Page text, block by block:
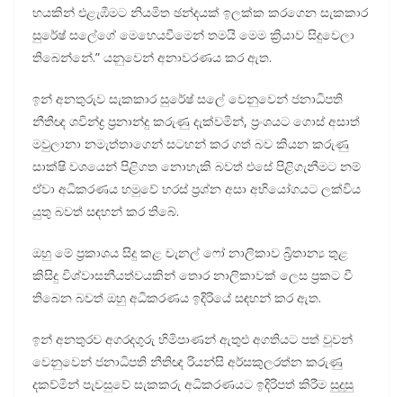
හයකින් එළැඹීමට නියමිත ඡන්දයක් ඉලක්ක කරගෙන සැකකාර
සුරේෂ් සලේගේ මෙහෙයවීමෙන් තමයි මෙම ක්‍රියාව සිදුවෙලා
තිබෙන්නේ.” යනුවෙන් අනාවරණය කර ඇත.
ඉන් අනතුරුව සැකකාර සුරේෂ් සලේ වෙනුවෙන් ජනාධිපති
නීතීඥ ශවින්ද්‍ර ප්‍රනාන්දු කරුණු දැක්වමින්, ප්‍රංශයට ගොස් අසාත්
මවුලානා නමැත්තාගෙන් සටහන් කර ගත් බව කියන කරුණු
සාක්ෂි වශයෙන් පිළිගත නොහැකි බවත් එසේ පිළිගැනීමට නම්
ඒවා අධිකරණය හමුවේ හරස් ප්‍රශ්න අසා අභියෝගයට ලක්විය
යුතු බවත් සඳහන් කර තිබේ.
ඔහු මේ ප්‍රකාශය සිදු කළ චැනල් ෆෝ නාලිකාව බ්‍රිතාන්‍ය තුළ
කිසිදු විශ්වාසනීයත්වයකින් තොර නාලිකාවක් ලෙස ප්‍රකට වී
තිබෙන බවත් ඔහු අධිකරණය ඉදිරියේ සඳහන් කර ඇත.
ඉන් අනතුරව අගරදගුරු හිමිපාණන් ඇතුළු අගතියට පත් වූවන්
වෙනුවෙන් ජනාධිපති නීතිඥ රියන්සි අර්සකුලරත්න කරුණු
දකව්මින් පැවසුවේ සැකකරු අධිකරණයට ඉදිරිපත් කිරීම සුදුසු